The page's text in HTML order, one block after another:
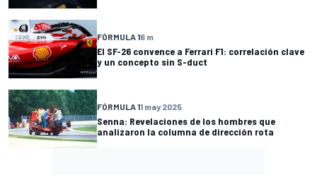
FÓRMULA 16 m
El SF-26 convence a Ferrari F1: correlación clave
y un concepto sin S-duct
FÓRMULA 11 may 2025
Senna: Revelaciones de los hombres que
analizaron la columna de dirección rota